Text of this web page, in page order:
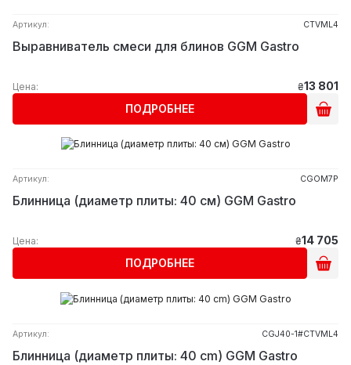
Артикул: CTVML4
Выравниватель смеси для блинов GGM Gastro
Цена: ₴13 801
ПОДРОБНЕЕ
Артикул: CGOM7P
Блинница (диаметр плиты: 40 см) GGM Gastro
Цена: ₴14 705
ПОДРОБНЕЕ
Артикул: CGJ40-1#CTVML4
Блинница (диаметр плиты: 40 cm) GGM Gastro